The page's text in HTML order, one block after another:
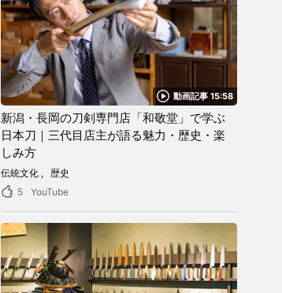
動画記事 15:58
新潟・長岡の刀剣専門店「和敬堂」で学ぶ
日本刀｜三代目店主が語る魅力・歴史・楽
しみ方
伝統文化
歴史
5
YouTube